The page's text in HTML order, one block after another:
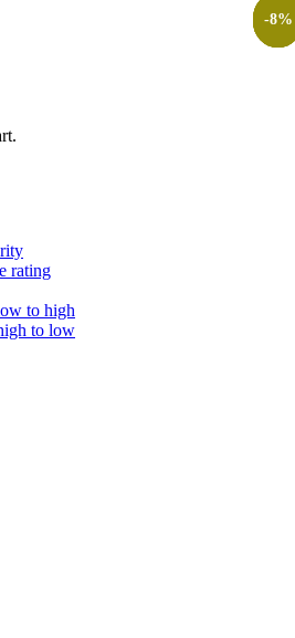
rating
to high
to low
-8%
-8%
-8%
-8%
-8%